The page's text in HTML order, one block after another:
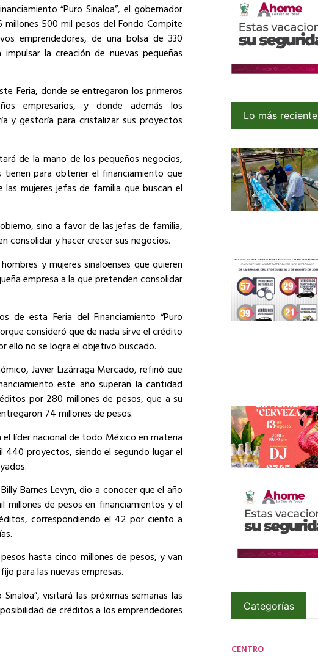
“Puro Sinaloa”, el gobernador
500 mil pesos del Fondo Compite
emprendedores, de una bolsa de 330
la creación de nuevas pequeñas
Feria, donde se entregaron los primeros
empresarios, y donde además los
y gestoría para cristalizar sus proyectos
de la mano de los pequeños negocios,
para obtener el financiamiento que
mujeres jefas de familia que buscan el
sino a favor de las jefas de familia,
consolidar y hacer crecer sus negocios.
y mujeres sinaloenses que quieren
empresa a la que pretenden consolidar
esta Feria del Financiamiento “Puro
consideró que de nada sirve el crédito
ello no se logra el objetivo buscado.
Javier Lizárraga Mercado, refirió que
este año superan la cantidad
por 280 millones de pesos, que a su
74 millones de pesos.
líder nacional de todo México en materia
proyectos, siendo el segundo lugar el
Barnes Levyn, dio a conocer que el año
millones de pesos en financiamientos y el
correspondiendo el 42 por ciento a
hasta cinco millones de pesos, y van
para las nuevas empresas.
visitará las próximas semanas las
de créditos a los emprendedores
Lo más reciente
Categorías
CENTRO